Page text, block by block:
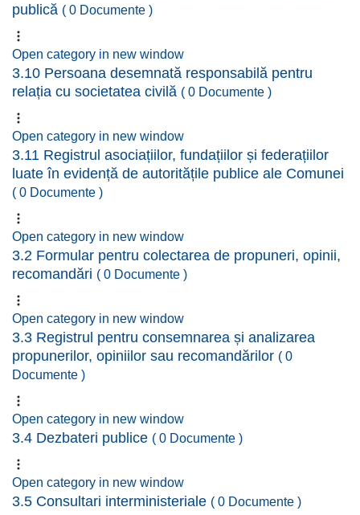
publică ( 0 Documente )
Open category in new window
3.10 Persoana desemnată responsabilă pentru
relația cu societatea civilă ( 0 Documente )
Open category in new window
3.11 Registrul asociațiilor, fundațiilor și federațiilor
luate în evidență de autoritățile publice ale Comunei
( 0 Documente )
Open category in new window
3.2 Formular pentru colectarea de propuneri, opinii,
recomandări ( 0 Documente )
Open category in new window
3.3 Registrul pentru consemnarea și analizarea
propunerilor, opiniilor sau recomandărilor ( 0
Documente )
Open category in new window
3.4 Dezbateri publice ( 0 Documente )
Open category in new window
3.5 Consultari interministeriale ( 0 Documente )